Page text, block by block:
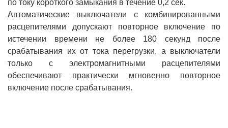
по току короткого замыкания в течение 0,2 сек.
Автоматические выключатели с комбинированными
расцепителями допускают повторное включение по
истечении времени не более 180 секунд после
срабатывания их от тока перегрузки, а выключатели
только с электромагнитными расцепителями
обеспечивают практически мгновенно повторное
включение после срабатывания.